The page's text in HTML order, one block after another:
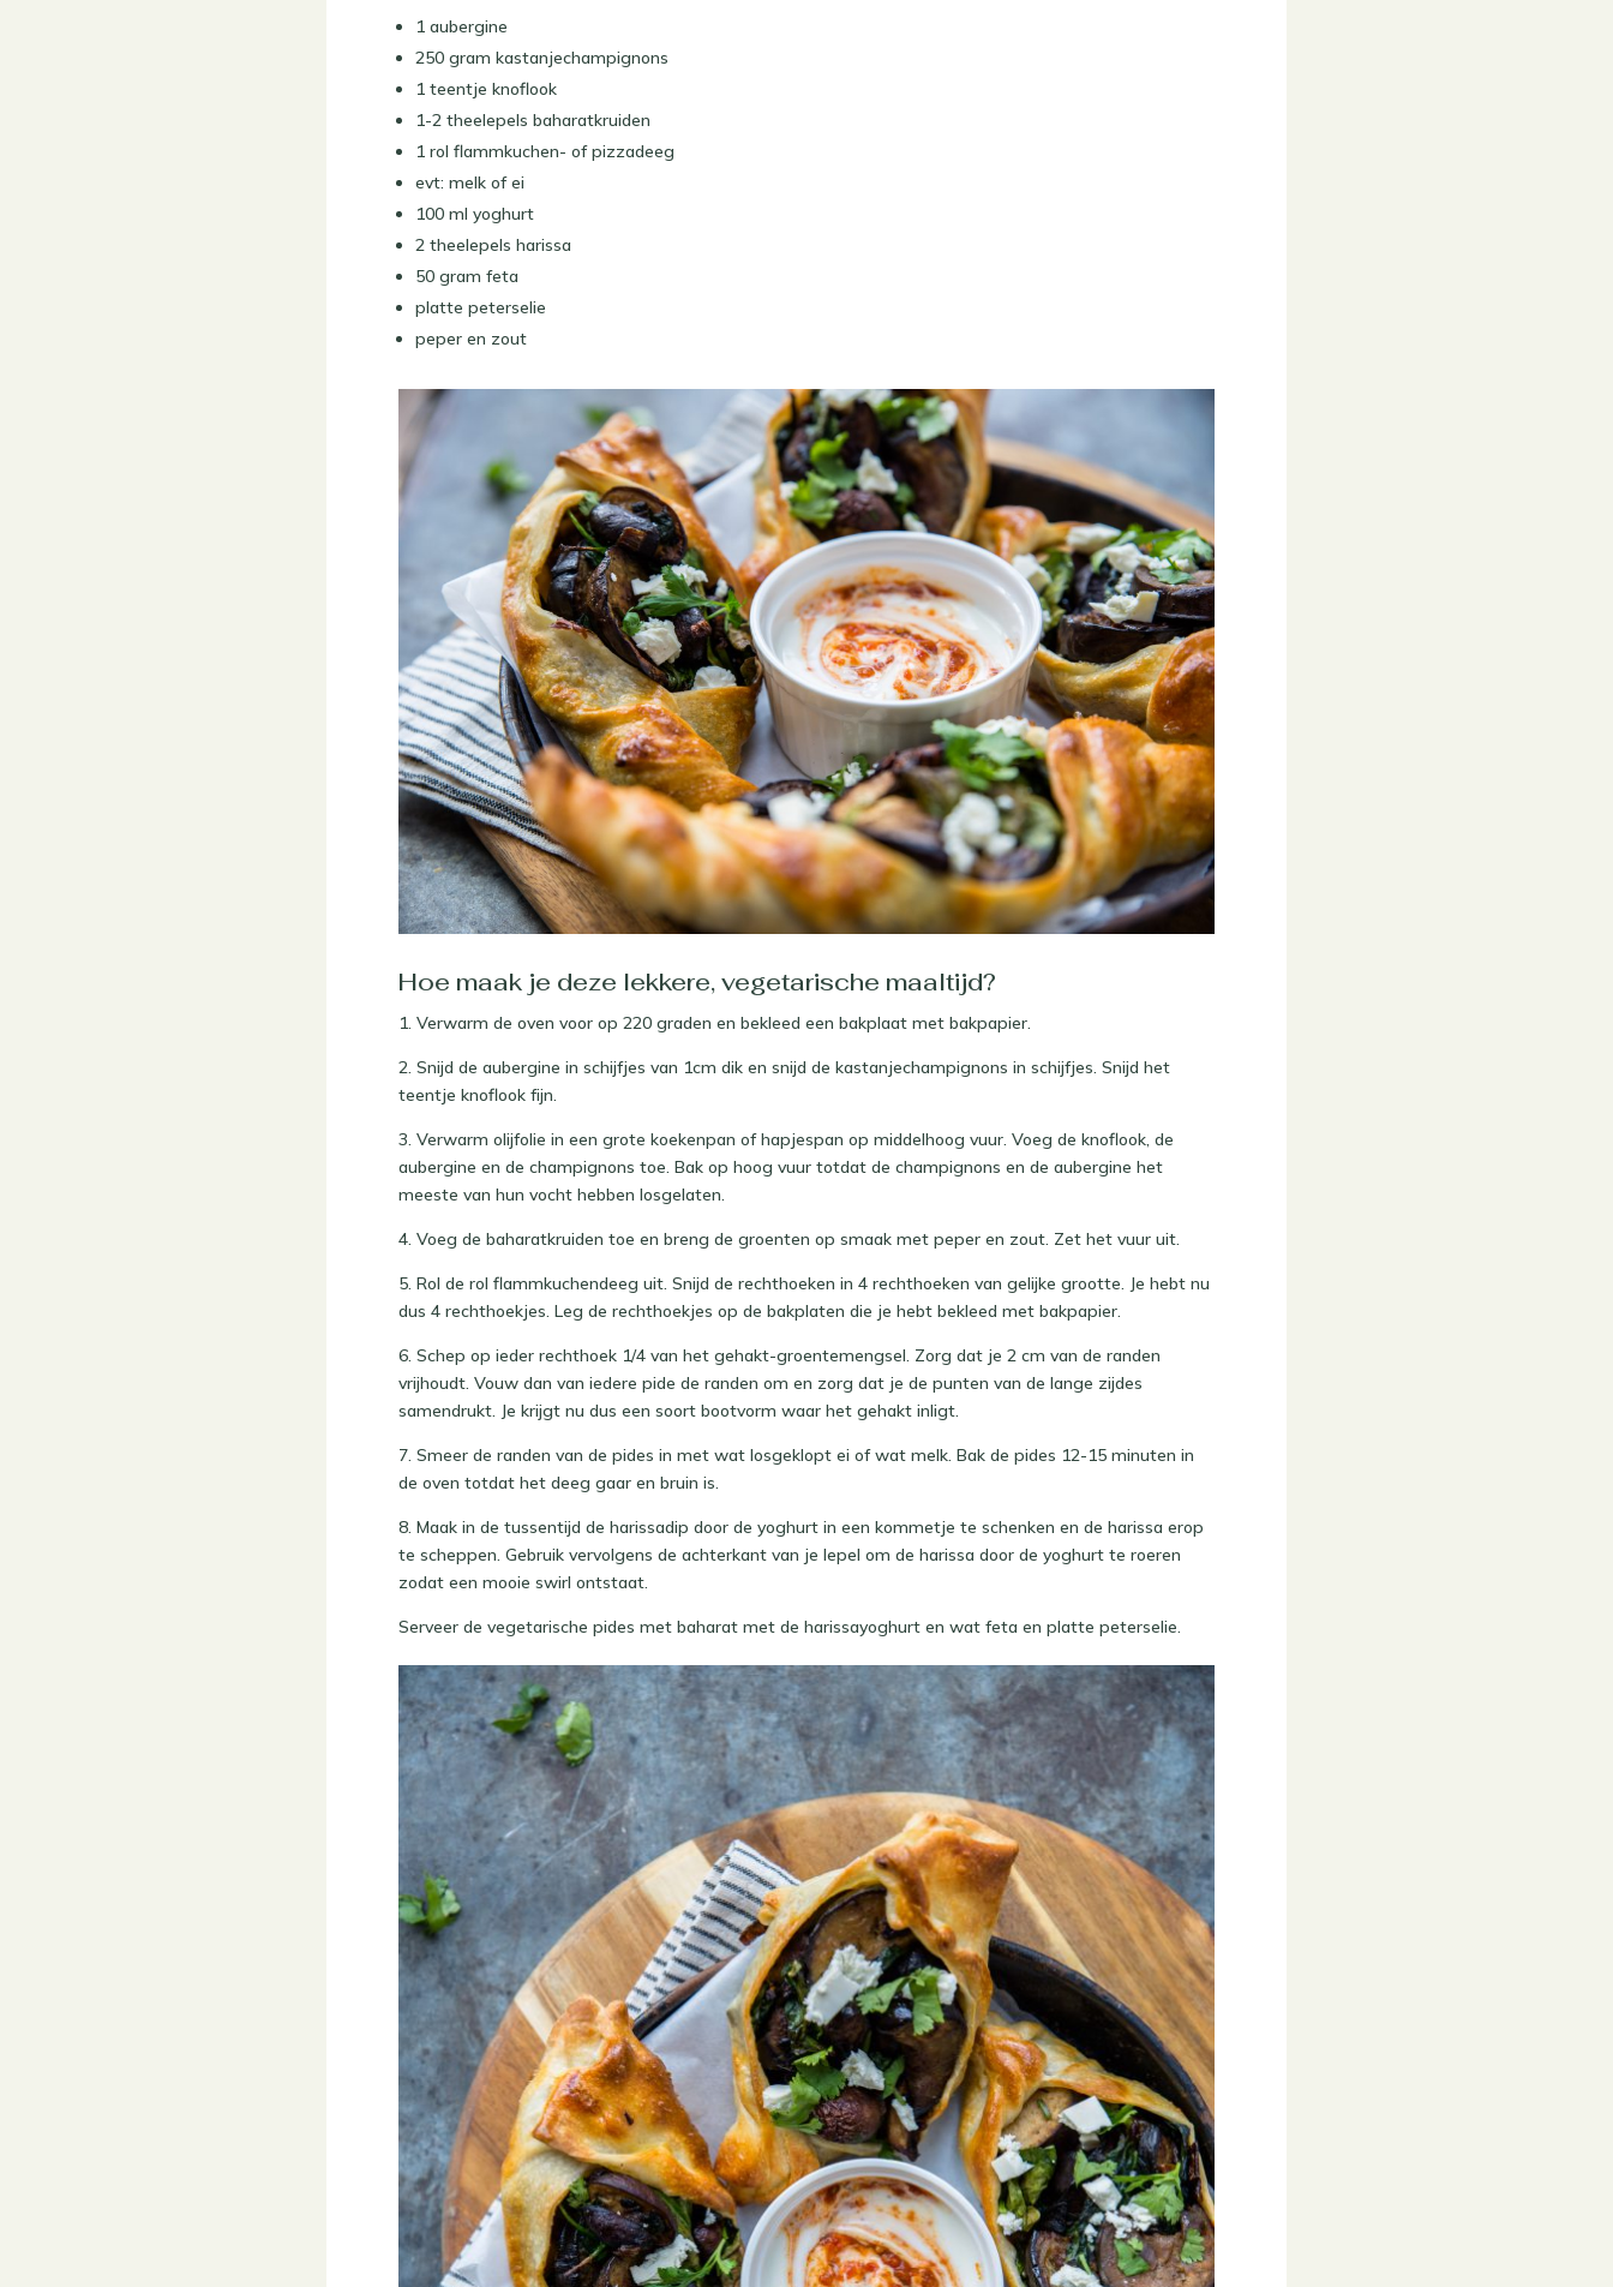
1 aubergine
250 gram kastanjechampignons
1 teentje knoflook
1-2 theelepels baharatkruiden
1 rol flammkuchen- of pizzadeeg
evt: melk of ei
100 ml yoghurt
2 theelepels harissa
50 gram feta
platte peterselie
peper en zout
Hoe maak je deze lekkere, vegetarische maaltijd?
1. Verwarm de oven voor op 220 graden en bekleed een bakplaat met bakpapier.
2. Snijd de aubergine in schijfjes van 1cm dik en snijd de kastanjechampignons in schijfjes. Snijd het
teentje knoflook fijn.
3. Verwarm olijfolie in een grote koekenpan of hapjespan op middelhoog vuur. Voeg de knoflook, de
aubergine en de champignons toe. Bak op hoog vuur totdat de champignons en de aubergine het
meeste van hun vocht hebben losgelaten.
4. Voeg de baharatkruiden toe en breng de groenten op smaak met peper en zout. Zet het vuur uit.
5. Rol de rol flammkuchendeeg uit. Snijd de rechthoeken in 4 rechthoeken van gelijke grootte. Je hebt nu
dus 4 rechthoekjes. Leg de rechthoekjes op de bakplaten die je hebt bekleed met bakpapier.
6. Schep op ieder rechthoek 1/4 van het gehakt-groentemengsel. Zorg dat je 2 cm van de randen
vrijhoudt. Vouw dan van iedere pide de randen om en zorg dat je de punten van de lange zijdes
samendrukt. Je krijgt nu dus een soort bootvorm waar het gehakt inligt.
7. Smeer de randen van de pides in met wat losgeklopt ei of wat melk. Bak de pides 12-15 minuten in
de oven totdat het deeg gaar en bruin is.
8. Maak in de tussentijd de harissadip door de yoghurt in een kommetje te schenken en de harissa erop
te scheppen. Gebruik vervolgens de achterkant van je lepel om de harissa door de yoghurt te roeren
zodat een mooie swirl ontstaat.
Serveer de vegetarische pides met baharat met de harissayoghurt en wat feta en platte peterselie.